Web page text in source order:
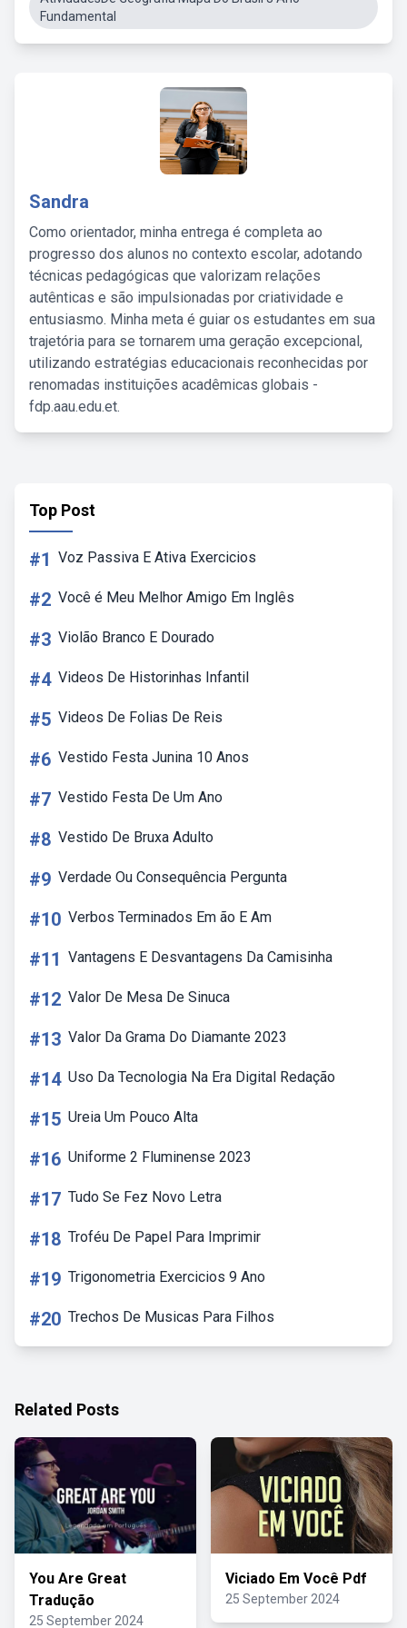
Fundamental
Sandra
Como orientador, minha entrega é completa ao
progresso dos alunos no contexto escolar, adotando
técnicas pedagógicas que valorizam relações
autênticas e são impulsionadas por criatividade e
entusiasmo. Minha meta é guiar os estudantes em sua
trajetória para se tornarem uma geração excepcional,
utilizando estratégias educacionais reconhecidas por
renomadas instituições acadêmicas globais -
fdp.aau.edu.et.
Top Post
#1 Voz Passiva E Ativa Exercicios
#2 Você é Meu Melhor Amigo Em Inglês
#3 Violão Branco E Dourado
#4 Videos De Historinhas Infantil
#5 Videos De Folias De Reis
#6 Vestido Festa Junina 10 Anos
#7 Vestido Festa De Um Ano
#8 Vestido De Bruxa Adulto
#9 Verdade Ou Consequência Pergunta
#10 Verbos Terminados Em ão E Am
#11 Vantagens E Desvantagens Da Camisinha
#12 Valor De Mesa De Sinuca
#13 Valor Da Grama Do Diamante 2023
#14 Uso Da Tecnologia Na Era Digital Redação
#15 Ureia Um Pouco Alta
#16 Uniforme 2 Fluminense 2023
#17 Tudo Se Fez Novo Letra
#18 Troféu De Papel Para Imprimir
#19 Trigonometria Exercicios 9 Ano
#20 Trechos De Musicas Para Filhos
Related Posts
You Are Great
Tradução
25 September 2024
Viciado Em Você Pdf
25 September 2024